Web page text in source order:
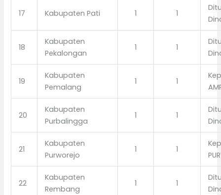
17 Kabupaten Pati 1 1
18
Kabupaten
Pekalongan
1 1
19
Kabupaten
Pemalang
1 1
20
Kabupaten
Purbalingga
1 1
21
Kabupaten
Purworejo
1 1
22
Kabupaten
Rembang
1 1